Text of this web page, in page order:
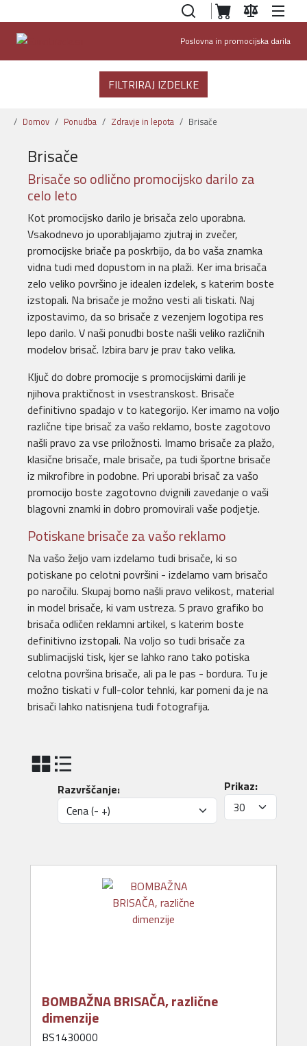
Poslovna in promocijska darila
FILTRIRAJ IZDELKE
Domov Ponudba Zdravje in lepota Brisače
Brisače
Brisače so odlično promocijsko darilo za
celo leto
Kot promocijsko darilo je brisača zelo uporabna.
Vsakodnevo jo uporabljajamo zjutraj in zvečer,
promocijske briače pa poskrbijo, da bo vaša znamka
vidna tudi med dopustom in na plaži. Ker ima brisača
zelo veliko površino je idealen izdelek, s katerim boste
izstopali. Na brisače je možno vesti ali tiskati. Naj
izpostavimo, da so brisače z vezenjem logotipa res
lepo darilo. V naši ponudbi boste našli veliko različnih
modelov brisač. Izbira barv je prav tako velika.
Ključ do dobre promocije s promocijskimi darili je
njihova praktičnost in vsestranskost. Brisače
definitivno spadajo v to kategorijo. Ker imamo na voljo
različne tipe brisač za vašo reklamo, boste zagotovo
našli pravo za vse priložnosti. Imamo brisače za plažo,
klasične brisače, male brisače, pa tudi športne brisače
iz mikrofibre in podobne. Pri uporabi brisač za vašo
promocijo boste zagotovno dvignili zavedanje o vaši
blagovni znamki in dobro promovirali vaše podjetje.
Potiskane brisače za vašo reklamo
Na vašo željo vam izdelamo tudi brisače, ki so
potiskane po celotni površini - izdelamo vam brisačo
po naročilu. Skupaj bomo našli pravo velikost, material
in model brisače, ki vam ustreza. S pravo grafiko bo
brisača odličen reklamni artikel, s katerim boste
definitivno izstopali. Na voljo so tudi brisače za
sublimacijski tisk, kjer se lahko rano tako potiska
celotna površina brisače, ali pa le pas - bordura. Tu je
možno tiskati v full-color tehnki, kar pomeni da je na
brisači lahko natisnjena tudi fotografija.
Prikaz:
Razvrščanje:
BOMBAŽNA BRISAČA, različne
dimenzije
BS1430000